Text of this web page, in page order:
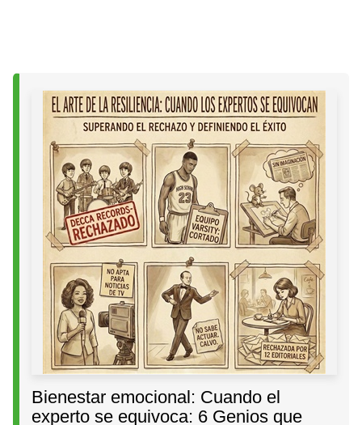
Bienestar emocional: Cuando el
experto se equivoca: 6 Genios que